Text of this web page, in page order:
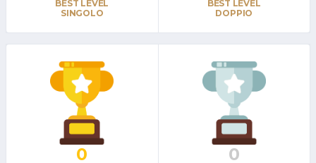
BEST LEVEL
SINGOLO
BEST LEVEL
DOPPIO
0 0